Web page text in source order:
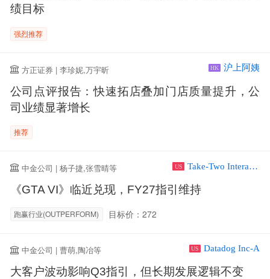
绩目标
强烈推荐
方正证券 | 李珍妮,万宇昕 HK 沪上阿姨
公司点评报告：快速拓店叠加门店质量提升，公
司业绩显著增长
推荐
中金公司 | 杨子捷,张雪晴等 US Take-Two Interactive Software Inc
《GTA VI》临近兑现，FY27指引维持
跑赢行业(OUTPERFORM) 目标价：272
中金公司 | 曹萌,陶冶等 US Datadog Inc-A
大客户波动影响Q3指引，但长期发展逻辑不变